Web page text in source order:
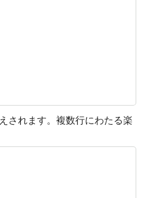
されます。複数行にわたる楽